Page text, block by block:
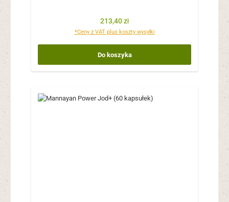
Cena regularna:
213,40 zł
*Ceny z VAT plus koszty wysyłki
Do koszyka